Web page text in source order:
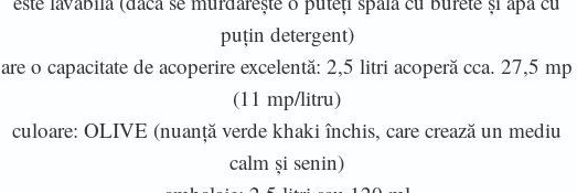
puțin detergent)
are o capacitate de acoperire excelentă: 2,5 litri acoperă cca. 27,5 mp
(11 mp/litru)
culoare: OLIVE (nuanță verde khaki închis, care crează un mediu
calm și senin)